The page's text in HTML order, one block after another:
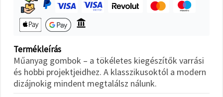
Termékleírás
Műanyag gombok – a tökéletes kiegészítők varrási
és hobbi projektjeidhez. A klasszikusoktól a modern
dizájnokig mindent megtalálsz nálunk.